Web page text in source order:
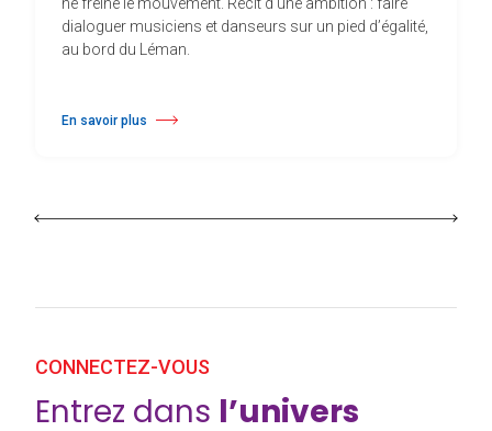
dialoguer musiciens et danseurs sur un pied d’égalité,
au bord du Léman.
En savoir plus
à propos À Évian, Les Mélèzes s’ouvrent à la danse sur un plancher
CONNECTEZ-VOUS
Entrez dans l’univers